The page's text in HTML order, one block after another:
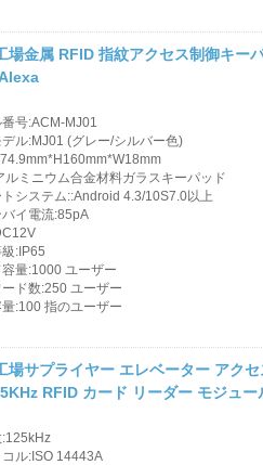
場金属 RFID 指紋アクセス制御キー
号:ACM-MJ01
ル:MJ01 (グレー/シルバー色)
ルミニウム合金材料ガラスキーパッド
システム::Android 4.3/10S7.0以上
バイ電流:85pA
:IP65
量:1000 ユーザー
ド数:250 ユーザー
:100 指のユーザー
場サプライヤー エレベーター アク
RFID カード リーダー モジュ
:125kHz
コル:ISO 14443A